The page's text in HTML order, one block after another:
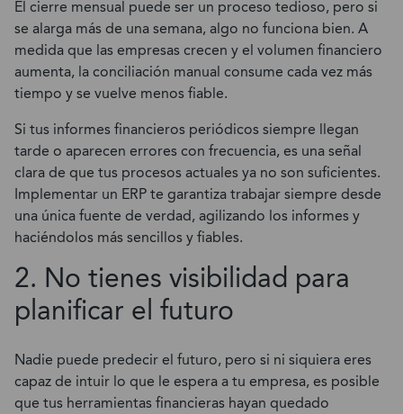
El cierre mensual puede ser un proceso tedioso, pero si
se alarga más de una semana, algo no funciona bien. A
medida que las empresas crecen y el volumen financiero
aumenta, la conciliación manual consume cada vez más
tiempo y se vuelve menos fiable.
Si tus informes financieros periódicos siempre llegan
tarde o aparecen errores con frecuencia, es una señal
clara de que tus procesos actuales ya no son suficientes.
Implementar un ERP te garantiza trabajar siempre desde
una única fuente de verdad, agilizando los informes y
haciéndolos más sencillos y fiables.
2. No tienes visibilidad para
planificar el futuro
Nadie puede predecir el futuro, pero si ni siquiera eres
capaz de intuir lo que le espera a tu empresa, es posible
que tus herramientas financieras hayan quedado